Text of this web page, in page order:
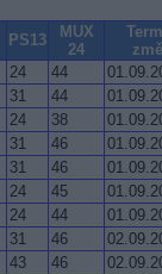
PS13
MUX
24
24 44
31 44
24 38
31 46
31 46
24 45
24 44
31 46
43 46